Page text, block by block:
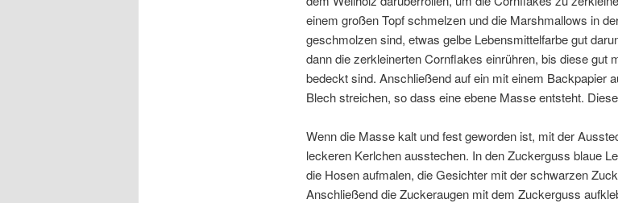
einem großen Topf schmelzen und die Marshmallows in
geschmolzen sind, etwas gelbe Lebensmittelfarbe gut
dann die zerkleinerten Cornflakes einrühren, bis diese gut
bedeckt sind. Anschließend auf ein mit einem Backpapier
Blech streichen, so dass eine ebene Masse entsteht.
Wenn die Masse kalt und fest geworden ist, mit der
leckeren Kerlchen ausstechen. In den Zuckerguss blaue
die Hosen aufmalen, die Gesichter mit der schwarzen
Anschließend die Zuckeraugen mit dem Zuckerguss